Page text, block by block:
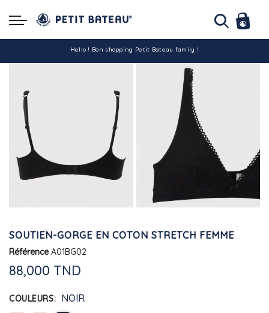
La livraison est assurée partout en Tunisie !
-10% pour tout paiement par carte bancaire (hors promo)
SOUTIEN-GORGE EN COTON STRETCH FEMME
Référence A01BG02
88,000 TND
COULEURS NOIR